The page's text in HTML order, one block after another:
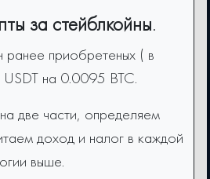
за стейблкойны.
ранее приобретеных ( в
на 0.0095 BTC.
две части, определяем
доход и налог в каждой
выше.